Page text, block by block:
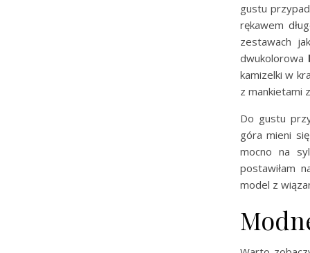
gustu
rękawem
zestawach
dwukolorowa
kamizelki w
z mankietami
Do gustu
góra mieni
mocno na
postawiłam
model z